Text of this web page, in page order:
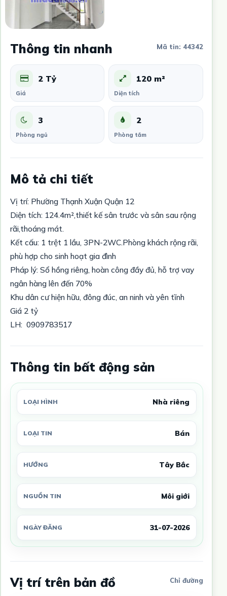
Thông tin nhanh Mã tin: 44342
2 Tỷ
Giá
120 m²
Diện tích
3
Phòng ngủ
2
Phòng tắm
Mô tả chi tiết
Vị trí: Phường Thạnh Xuận Quận 12
Diện tích: 124.4m²,thiết kế sân trước và sân sau rộng
rãi,thoáng mát.
Kết cấu: 1 trệt 1 lầu, 3PN-2WC.Phòng khách rộng rãi,
phù hợp cho sinh hoạt gia đình
Pháp lý: Sổ hồng riêng, hoàn công đầy đủ, hỗ trợ vay
ngân hàng lên đến 70%
Khu dân cư hiện hữu, đông đúc, an ninh và yên tĩnh
Giá 2 tỷ
LH: 0909783517
Thông tin bất động sản
LOẠI HÌNH Nhà riêng
LOẠI TIN Bán
HƯỚNG Tây Bắc
NGUỒN TIN Môi giới
NGÀY ĐĂNG 31-07-2026
Vị trí trên bản đồ Chỉ đường